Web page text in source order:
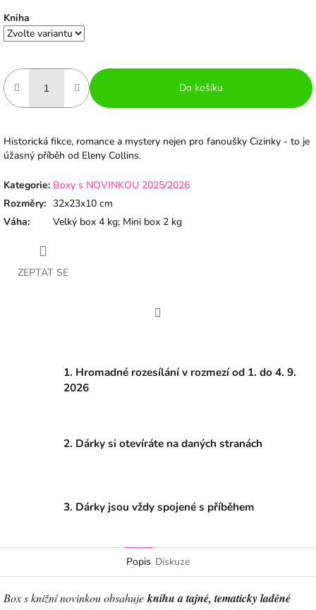
Kniha
Do košíku
Historická fikce, romance a mystery nejen pro fanoušky Cizinky - to je
úžasný příběh od Eleny Collins.
Kategorie: Boxy s NOVINKOU 2025/2026
Rozměry: 32x23x10 cm
Váha: Velký box 4 kg; Mini box 2 kg
ZEPTAT SE
1. Hromadné rozesílání v rozmezí od 1. do 4. 9.
2026
2. Dárky si otevíráte na daných stranách
3. Dárky jsou vždy spojené s příběhem
Popis Diskuze
Box s knižní novinkou obsahuje knihu a tajné, tematicky laděné